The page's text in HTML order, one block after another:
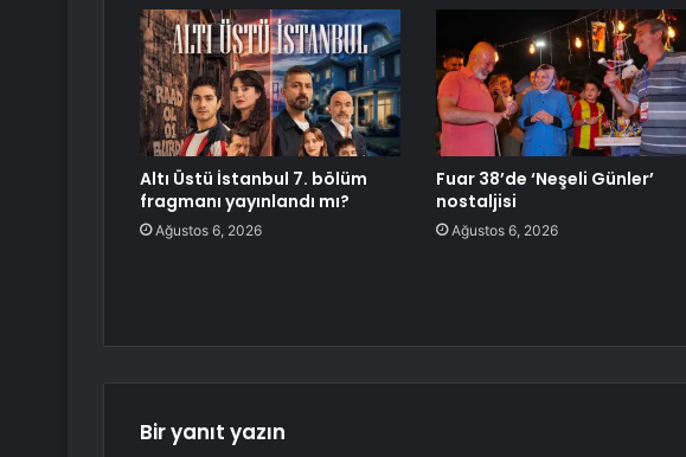
Altı Üstü İstanbul 7. bölüm
fragmanı yayınlandı mı?
Ağustos 6, 2026
Fuar 38’de ‘Neşeli Günler’
nostaljisi
Ağustos 6, 2026
Bir yanıt yazın